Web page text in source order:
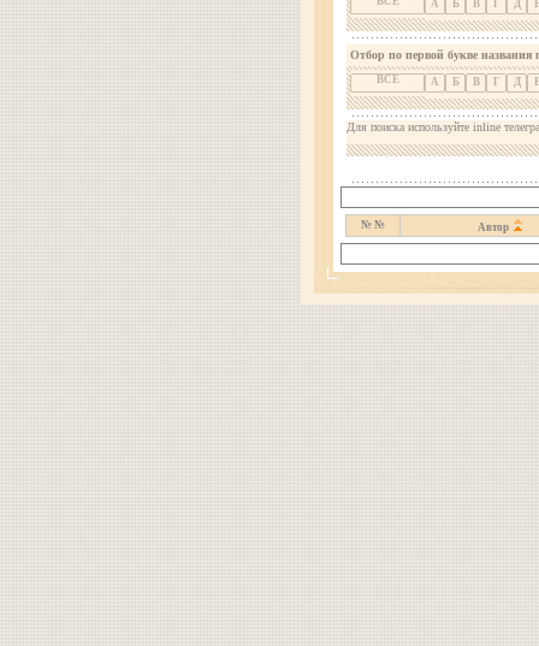
А Б В Г Д
Отбор по первой букве названия
ВСЕ А Б В Г Д
Для поиска используйте inline
№ № Автор